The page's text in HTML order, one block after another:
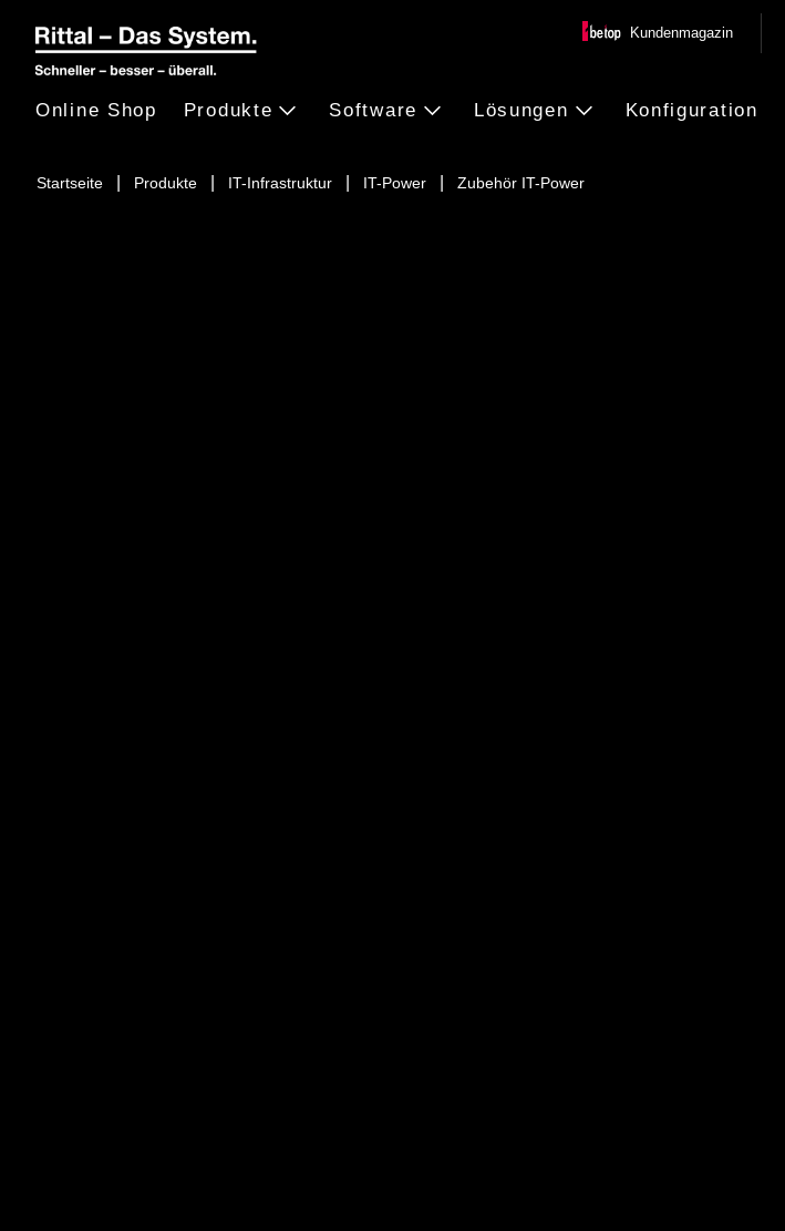
Startseite Produkte IT-Infrastruktur IT-Power Zubehör IT-Power
Online Shop Produkte Software Lösungen Konfiguration
Kundenmagazin